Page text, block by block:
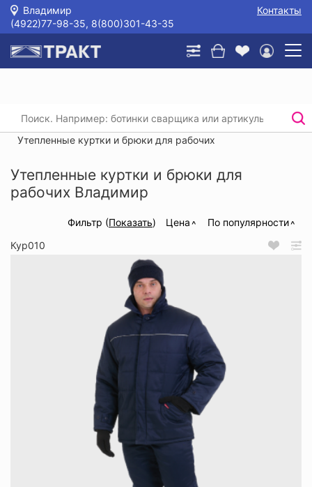
Владимир
Контакты
(4922)77-98-35, 8(800)301-43-35
Главная / /
Утепленные куртки и брюки для рабочих
Утепленные куртки и брюки для рабочих
Утепленные куртки и брюки для
рабочих Владимир
Фильтр (Показать) Цена
По популярности
Кур010